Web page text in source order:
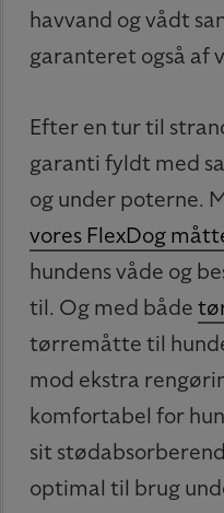
havvand og vådt
garanteret også af
Efter en tur til
garanti fyldt med
og under poterne.
vores FlexDog
hundens våde og
til. Og med både
tørremåtte til
mod ekstra
komfortabel for
sit
optimal til brug